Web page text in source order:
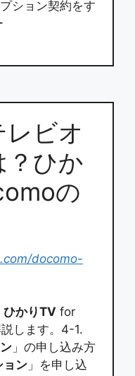
ション契約をす
レビオ
？ひか
の
docomo-
ひかりTV for
します。4-1.
」の申し込み方
ョン 」を申し込